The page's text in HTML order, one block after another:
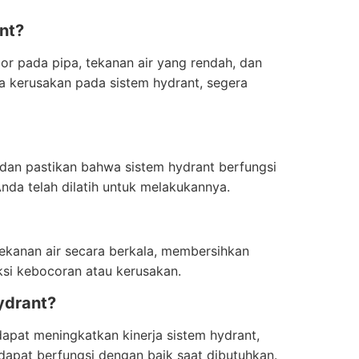
pada pipa, tekanan air yang rendah, dan
pada sistem hydrant, segera
pastikan bahwa sistem hydrant berfungsi
telah dilatih untuk melakukannya.
air secara berkala, membersihkan
kebocoran atau kerusakan.
meningkatkan kinerja sistem hydrant,
berfungsi dengan baik saat dibutuhkan.